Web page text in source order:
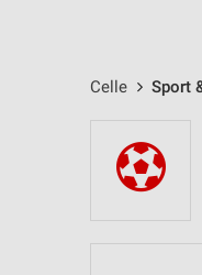
Celle Sport